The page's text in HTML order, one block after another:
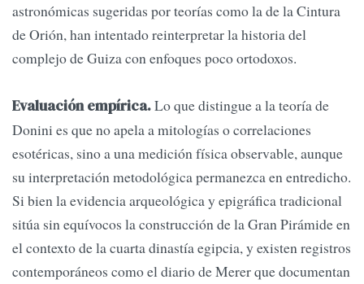
astronómicas sugeridas por teorías como la de la Cintura
de Orión, han intentado reinterpretar la historia del
complejo de Guiza con enfoques poco ortodoxos.
Evaluación empírica.Lo que distingue a la teoría de
Donini es que no apela a mitologías o correlaciones
esotéricas, sino a una medición física observable, aunque
su interpretación metodológica permanezca en entredicho.
Si bien la evidencia arqueológica y epigráfica tradicional
sitúa sin equívocos la construcción de la Gran Pirámide en
el contexto de la cuarta dinastía egipcia, y existen registros
contemporáneos como el diario de Merer que documentan